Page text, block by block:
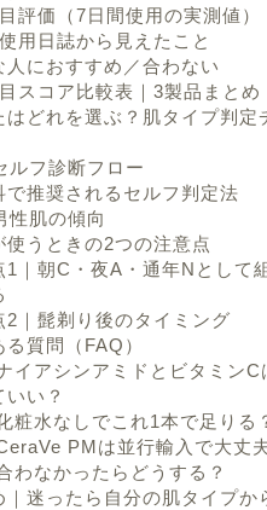
評価（7日間使用の実測値）
用日誌から見えたこと
人におすすめ／合わない
スコア比較表｜3製品まとめ
はどれを選ぶ？肌タイプ判定
ルフ診断フロー
で推奨されるセルフ判定法
性肌の傾向
使うときの2つの注意点
1｜朝C・夜A・通年Nとして
2｜髭剃り後のタイミング
る質問（FAQ）
イアシンアミドとビタミンC
いい？
粧水なしでこれ1本で足りる
PMは並行輸入で大丈
わなかったらどうする？
｜迷ったら自分の肌タイプか